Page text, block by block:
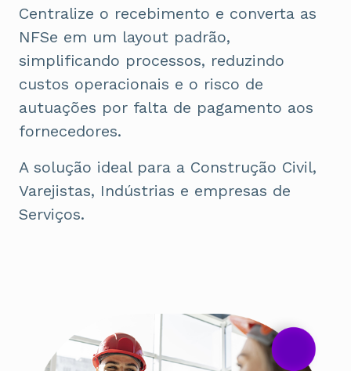
Centralize o recebimento e converta as
NFSe em um layout padrão,
simplificando processos, reduzindo
custos operacionais e o risco de
autuações por falta de pagamento aos
fornecedores.
A solução ideal para a Construção Civil,
Varejistas, Indústrias e empresas de
Serviços.